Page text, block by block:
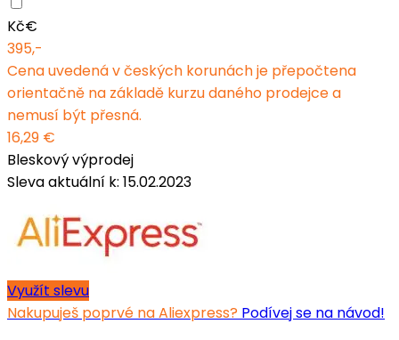
Kč€
395,-
Cena uvedená v českých korunách je přepočtena
orientačně na základě kurzu daného prodejce a
nemusí být přesná.
16,29 €
Bleskový výprodej
Sleva aktuální k: 15.02.2023
Využít slevu
Nakupuješ poprvé na Aliexpress? Podívej se na návod!